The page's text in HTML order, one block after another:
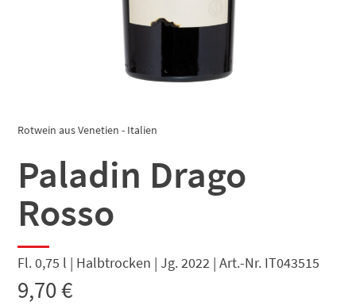
Rotwein aus Venetien - Italien
Paladin Drago
Rosso
Fl. 0,75 l | Halbtrocken | Jg. 2022 | Art.-Nr. IT043515
9,70€